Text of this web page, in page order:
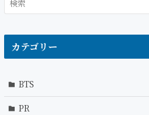
カテゴリー
BTS
PR